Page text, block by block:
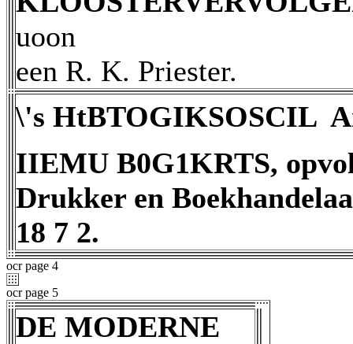
uoon
een R. K. Priester.
\'s HtBTOGIKSOSCIL 
IIEMU B0G1KRTS,
Drukker en
18 7 2.
ocr page 4
ocr page 5
DE MODERNE